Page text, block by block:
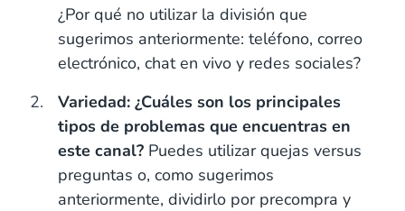
¿Por qué no utilizar la división que
sugerimos anteriormente: teléfono, correo
electrónico, chat en vivo y redes sociales?
Variedad: ¿Cuáles son los principales
tipos de problemas que encuentras en
este canal? Puedes utilizar quejas versus
preguntas o, como sugerimos
anteriormente, dividirlo por precompra y